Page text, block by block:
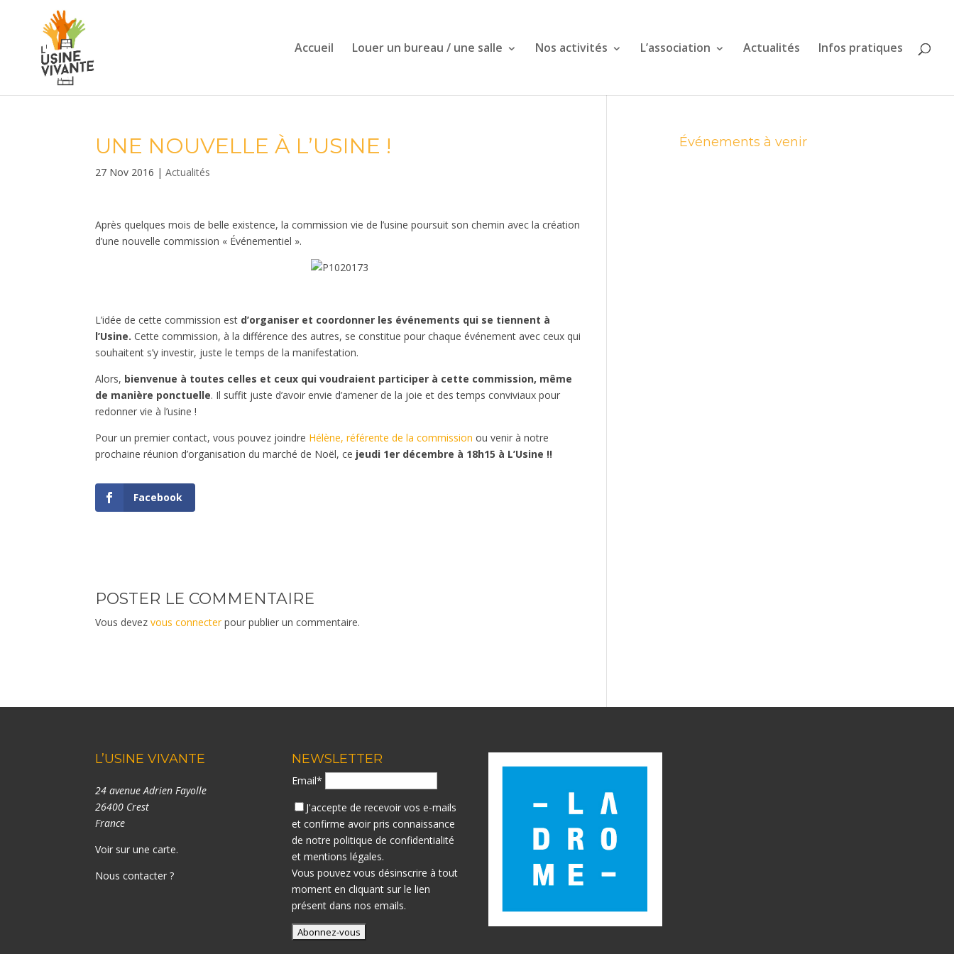
Accueil Louer un bureau / une salle Nos activités L’association Actualités Infos pratiques
UNE NOUVELLE À L’USINE !
27 Nov 2016 |Actualités
Après quelques mois de belle existence, la commission vie de l’usine poursuit son chemin avec la création
d’une nouvelle commission « Événementiel ».
L’idée de cette commission est d’organiser et coordonner les événements qui se tiennent à
l’Usine. Cette commission, à la différence des autres, se constitue pour chaque événement avec ceux qui
souhaitent s’y investir, juste le temps de la manifestation.
Alors, bienvenue à toutes celles et ceux qui voudraient participer à cette commission, même
de manière ponctuelle. Il suffit juste d’avoir envie d’amener de la joie et des temps conviviaux pour
redonner vie à l’usine !
Pour un premier contact, vous pouvez joindre Hélène, référente de la commission ou venir à notre
prochaine réunion d’organisation du marché de Noël, ce jeudi 1er décembre à 18h15 à L’Usine !!
Facebook
POSTER LE COMMENTAIRE
Vous devezvous connecterpour publier un commentaire.
Événements à venir
L’USINE VIVANTE
24 avenue Adrien Fayolle
26400 Crest
France
Voir sur une carte.
Nous contacter ?
NEWSLETTER
Email*
J'accepte de recevoir vos e-mails
et confirme avoir pris connaissance
de notrepolitique de confidentialité
et mentions légales.
Vous pouvez vous désinscrire à tout
moment en cliquant sur le lien
présent dans nos emails.